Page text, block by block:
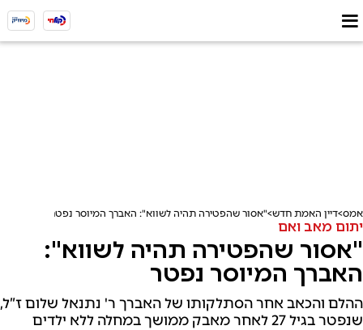
אמס דיין האמת חדש "אסור שהפטירה תהיה לשווא": האברך המיוסר נפטר
יתום מאב ואם
"אסור שהפטירה תהיה לשווא":
האברך המיוסר נפטר
ההלם והכאב אחר הסתלקותו של האברך ר' נתנאל שלום ז”ל,
שנפטר בגיל 27 לאחר מאבק ממושך במחלה ללא ילדים